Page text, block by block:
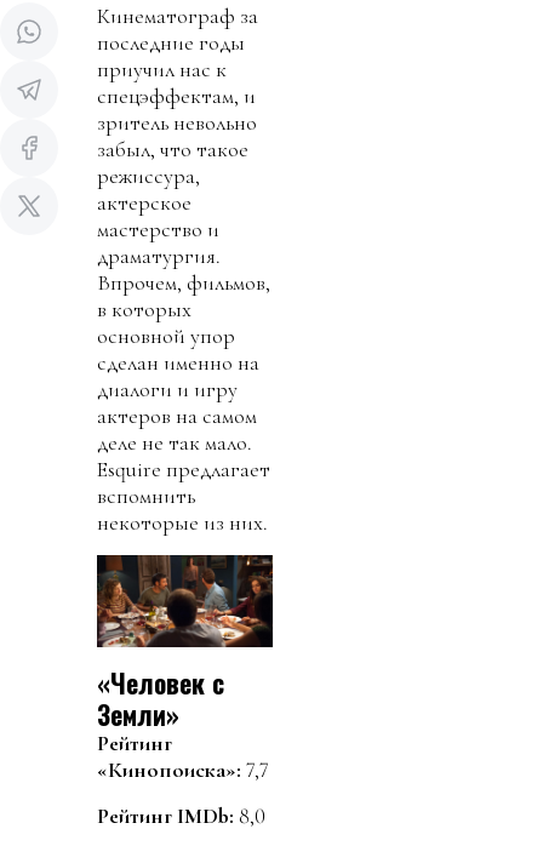
Кинематограф за
последние годы
приучил нас к
спецэффектам, и
зритель невольно
забыл, что такое
режиссура,
актерское
мастерство и
драматургия.
Впрочем, фильмов,
в которых
основной упор
сделан именно на
диалоги и игру
актеров на самом
деле не так мало.
Esquire предлагает
вспомнить
некоторые из них.
«Человек с
Земли»
Рейтинг
«Кинопоиска»: 7,7
Рейтинг IMDb: 8,0